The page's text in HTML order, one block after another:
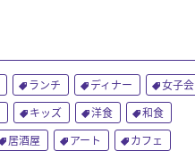
ランチ ディナー
女子会
キッズ 洋食
和食
居酒屋 アート
カフェ